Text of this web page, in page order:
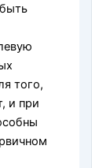
того,
и при